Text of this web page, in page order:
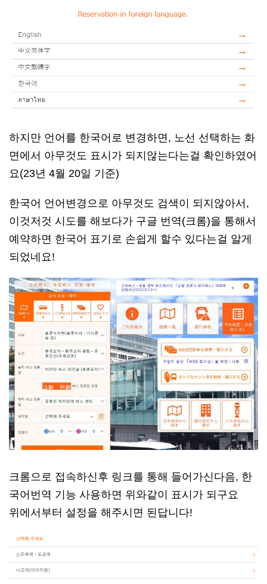
하지만 언어를 한국어로 변경하면, 노선 선택하는 화
면에서 아무것도 표시가 되지않는다는걸 확인하였어
요(23년 4월 20일 기준)
한국어 언어변경으로 아무것도 검색이 되지않아서,
이것저것 시도를 해보다가 구글 번역(크롬)을 통해서
예약하면 한국어 표기로 손쉽게 할수 있다는걸 알게
되었네요!
크롬으로 접속하신후 링크를 통해 들어가신다음, 한
국어번역 기능 사용하면 위와같이 표시가 되구요
위에서부터 설정을 해주시면 된답니다!